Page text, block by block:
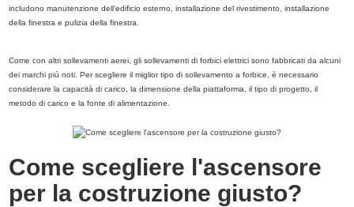
includono manutenzione dell'edificio esterno, installazione del rivestimento, installazione
della finestra e pulizia della finestra.
Come con altri sollevamenti aerei, gli sollevamenti di forbici elettrici sono fabbricati da alcuni
dei marchi più noti. Per scegliere il miglior tipo di sollevamento a forbice, è necessario
considerare la capacità di carico, la dimensione della piattaforma, il tipo di progetto, il
metodo di carico e la fonte di alimentazione.
Come scegliere l'ascensore
per la costruzione giusto?